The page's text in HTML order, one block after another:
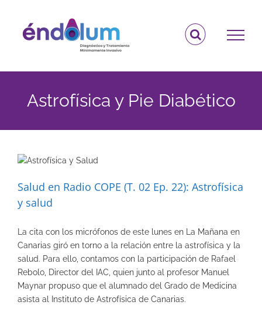
contenido
Astrofísica y Pie Diabético
Salud en Radio COPE (T. 02 Ep. 22): Astrofísica
y salud
La cita con los micrófonos de este lunes en La Mañana en
Canarias giró en torno a la relación entre la astrofísica y la
salud. Para ello, contamos con la participación de Rafael
Rebolo, Director del IAC, quien junto al profesor Manuel
Maynar propuso que el alumnado del Grado de Medicina
asista al Instituto de Astrofísica de Canarias.